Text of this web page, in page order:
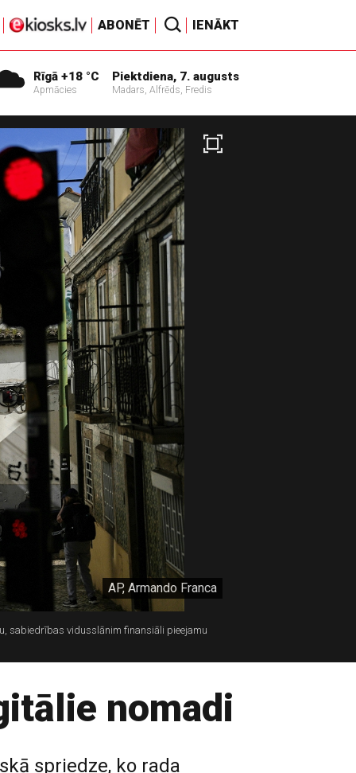
ABONĒT IENĀKT
Rīgā +18 °C
Apmācies
Piektdiena, 7. augusts
Madars, Alfrēds, Fredis
AP, Armando Franca
sabiedrības vidusslānim finansiāli pieejamu
nomadi
spriedze, ko rada